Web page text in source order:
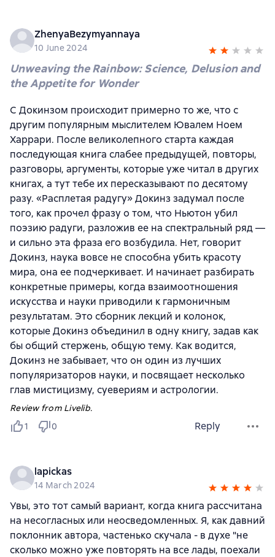
ZhenyaBezymyannaya
10 June 2024
Unweaving the Rainbow: Science, Delusion and
the Appetite for Wonder
С Докинзом происходит примерно то же, что с
другим популярным мыслителем Ювалем Ноем
Харрари. После великолепного старта каждая
последующая книга слабее предыдущей, повторы,
разговоры, аргументы, которые уже читал в других
книгах, а тут тебе их пересказывают по десятому
разу. «Расплетая радугу» Докинз задумал после
того, как прочел фразу о том, что Ньютон убил
поэзию радуги, разложив ее на спектральный ряд —
и сильно эта фраза его возбудила. Нет, говорит
Докинз, наука вовсе не способна убить красоту
мира, она ее подчеркивает. И начинает разбирать
конкретные примеры, когда взаимоотношения
искусства и науки приводили к гармоничным
результатам. Это сборник лекций и колонок,
которые Докинз объединил в одну книгу, задав как
бы общий стержень, общую тему. Как водится,
Докинз не забывает, что он один из лучших
популяризаторов науки, и посвящает несколько
глав мистицизму, суевериям и астрологии.
Review from Livelib.
1
0 Reply
lapickas
14 March 2024
Увы, это тот самый вариант, когда книга рассчитана
на несогласных или неосведомленных. Я, как давний
поклонник автора, частенько скучала - в духе "не
сколько можно уже повторять на все лады, поехали